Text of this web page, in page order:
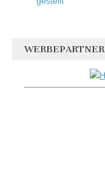
WERBEPARTNER